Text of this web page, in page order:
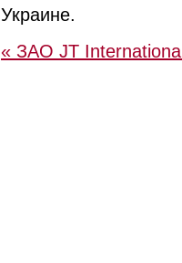
Украине.
« ЗАО JT